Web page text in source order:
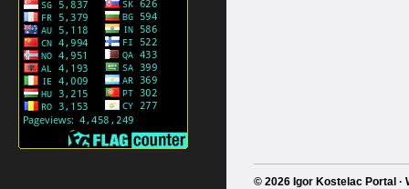
© 2026 Igor Kostelac Portal